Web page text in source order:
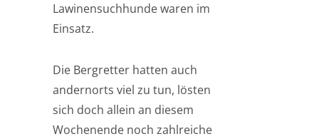
Lawinensuchhunde waren im
Einsatz.
Die Bergretter hatten auch
andernorts viel zu tun, lösten
sich doch allein an diesem
Wochenende noch zahlreiche